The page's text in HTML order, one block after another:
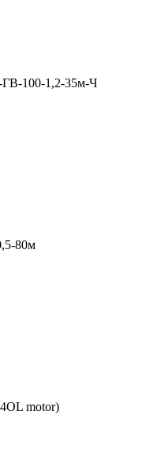
100-1,2-35м-Ч
80м
motor)